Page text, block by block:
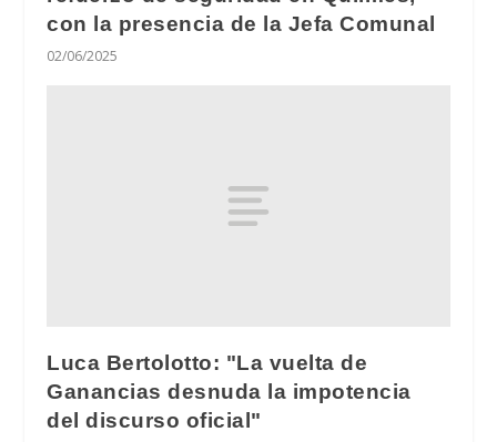
con la presencia de la Jefa Comunal
02/06/2025
Luca Bertolotto: "La vuelta de
Ganancias desnuda la impotencia
del discurso oficial"